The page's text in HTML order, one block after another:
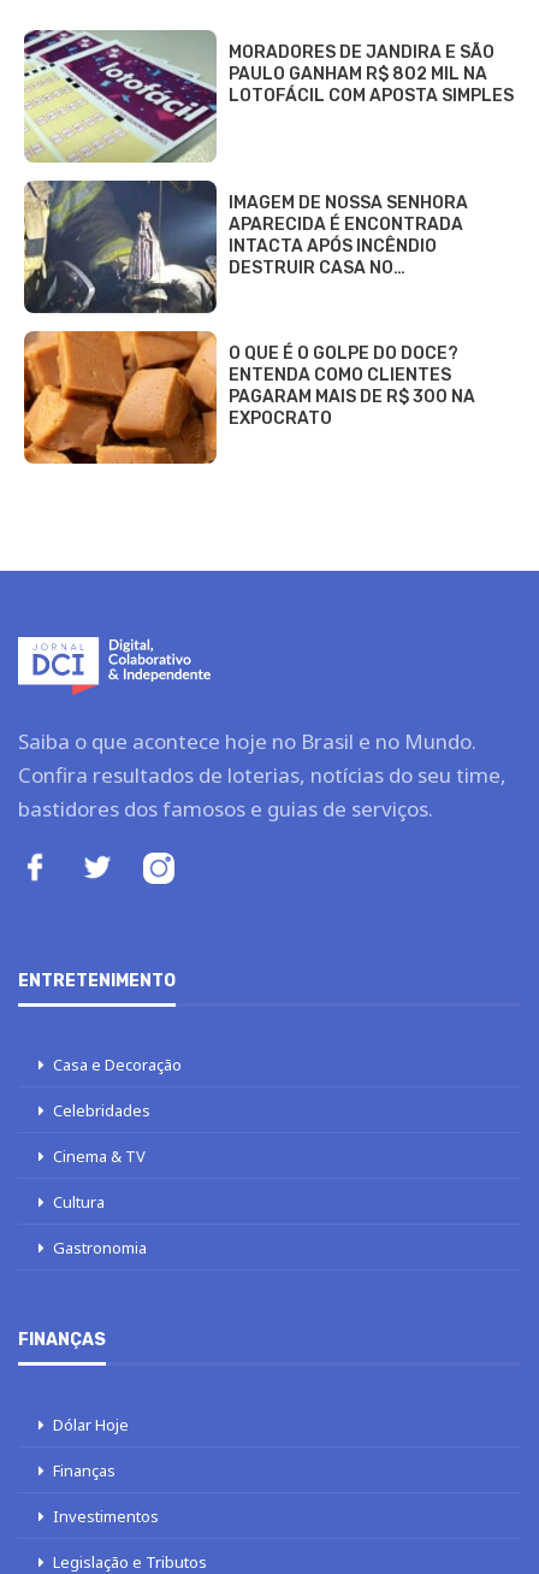
MORADORES DE JANDIRA E SÃO
PAULO GANHAM R$ 802 MIL NA
LOTOFÁCIL COM APOSTA SIMPLES
IMAGEM DE NOSSA SENHORA
APARECIDA É ENCONTRADA
INTACTA APÓS INCÊNDIO
DESTRUIR CASA NO…
O QUE É O GOLPE DO DOCE?
ENTENDA COMO CLIENTES
PAGARAM MAIS DE R$ 300 NA
EXPOCRATO
Saiba o que acontece hoje no Brasil e no Mundo.
Confira resultados de loterias, notícias do seu time,
bastidores dos famosos e guias de serviços.
ENTRETENIMENTO
Casa e Decoração
Celebridades
Cinema & TV
Cultura
Gastronomia
FINANÇAS
Dólar Hoje
Finanças
Investimentos
Legislação e Tributos